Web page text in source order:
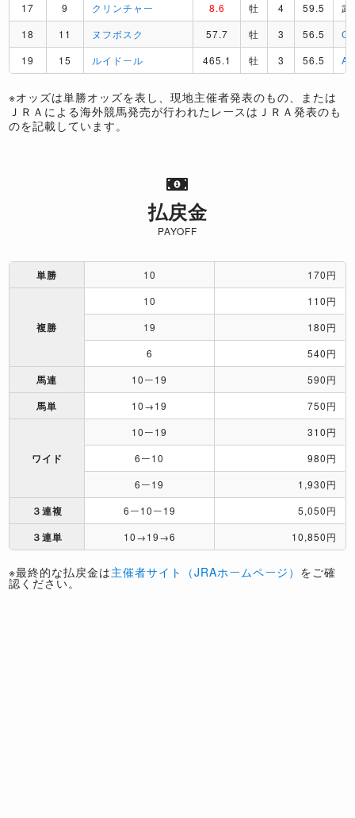
17
9 クリンチャー 8.6 牡 4 59.5
武
18
11 ヌフボスク 57.7 牡 3 56.5
C
19
15 ルイドール 465.1 牡 3 56.5 A
※オッズは単勝オッズを表し、現地主催者発表のもの、または
ＪＲＡによる海外競馬発売が行われたレースはＪＲＡ発表のも
のを記載しています。
払戻金
PAYOFF
単勝 10 170円
複勝
10
110円
19
180円
6
540円
馬連 10ー19 590円
馬単 10→19 750円
ワイド
10ー19
310円
6ー10
980円
6ー19
1,930円
３連複 6ー10ー19 5,050円
３連単 10→19→6 10,850円
※最終的な払戻金は主催者サイト（JRAホームページ） をご確
認ください。